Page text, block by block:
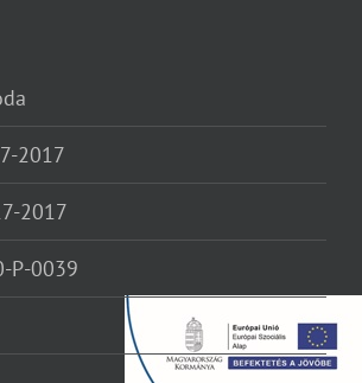
2017
2017
P-0039